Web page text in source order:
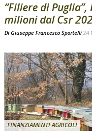
“Filiere di
milioni dal Csr
Di Giuseppe Francesco Sportelli 24
FINANZIAMENTI AGRICOLI